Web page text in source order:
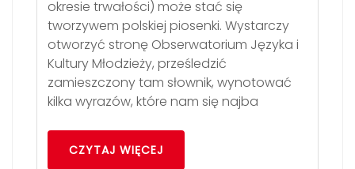
okresie trwałości) może stać się
tworzywem polskiej piosenki. Wystarczy
otworzyć stronę Obserwatorium Języka i
Kultury Młodzieży, prześledzić
zamieszczony tam słownik, wynotować
kilka wyrazów, które nam się najba
CZYTAJ WIĘCEJ